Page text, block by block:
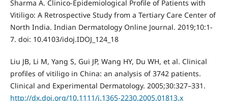
Sharma A. Clinico-Epidemiological Profile of Patients with
Vitiligo: A Retrospective Study from a Tertiary Care Center of
North India. Indian Dermatology Online Journal. 2019;10:1-
7. doi: 10.4103/idoj.IDOJ_124_18
Liu JB, Li M, Yang S, Gui JP, Wang HY, Du WH, et al. Clinical
profiles of vitiligo in China: an analysis of 3742 patients.
Clinical and Experimental Dermatology. 2005;30:327–331.
http://dx.doi.org/10.1111/j.1365-2230.2005.01813.x